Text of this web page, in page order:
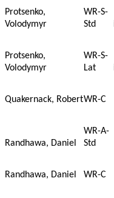
Protsenko,
Volodymyr
WR-S-
Std
Protsenko,
Volodymyr
WR-S-
Lat
Quakernack, RobertWR-C
Randhawa, Daniel
WR-A-
Std
Randhawa, Daniel WR-C